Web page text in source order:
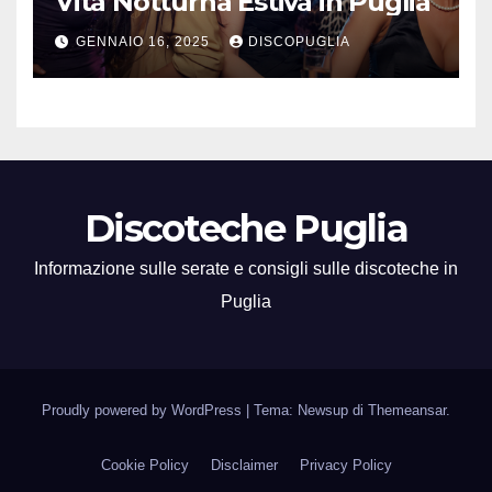
GENNAIO 16, 2025 DISCOPUGLIA
Discoteche Puglia
Informazione sulle serate e consigli sulle discoteche in
Puglia
Proudly powered by WordPress Tema: Newsup di Themeansar.
Cookie Policy Disclaimer Privacy Policy